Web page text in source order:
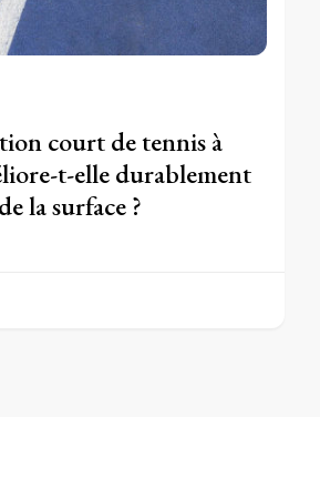
court de tennis à
t-elle durablement
la surface ?